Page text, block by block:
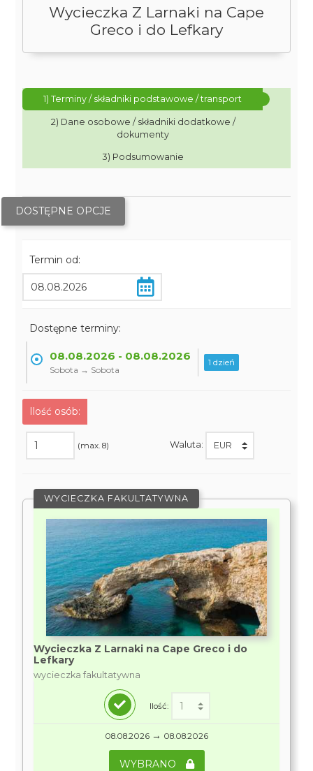
Wycieczka Z Larnaki na Cape
Greco i do Lefkary
1) Terminy / składniki podstawowe / transport
2) Dane osobowe / składniki dodatkowe /
dokumenty
3) Podsumowanie
DOSTĘPNE OPCJE
Termin od:
Dostępne terminy:
08.08.2026 - 08.08.2026
Sobota → Sobota
1 dzień
Ilość osób:
(max. 8) Waluta:
WYCIECZKA FAKULTATYWNA
Wycieczka Z Larnaki na Cape Greco i do
Lefkary
wycieczka fakultatywna
Ilość:
08.08.2026 → 08.08.2026
WYBRANO